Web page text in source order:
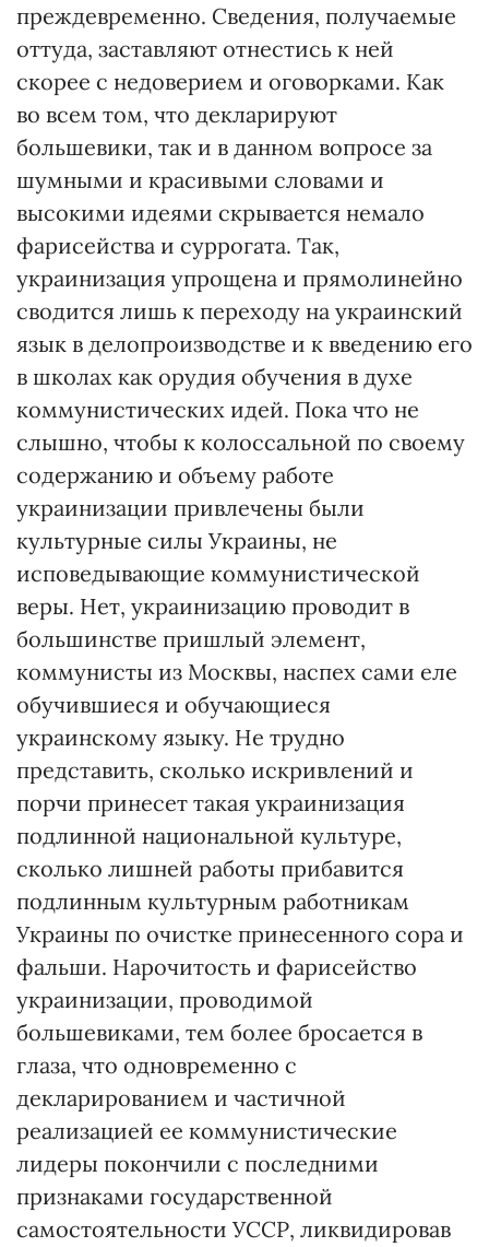
преждевременно. Сведения, получаемые
оттуда, заставляют отнестись к ней
скорее с недоверием и оговорками. Как
во всем том, что декларируют
большевики, так и в данном вопросе за
шумными и красивыми словами и
высокими идеями скрывается немало
фарисейства и суррогата. Так,
украинизация упрощена и прямолинейно
сводится лишь к переходу на украинский
язык в делопроизводстве и к введению его
в школах как орудия обучения в духе
коммунистических идей. Пока что не
слышно, чтобы к колоссальной по своему
содержанию и объему работе
украинизации привлечены были
культурные силы Украины, не
исповедывающие коммунистической
веры. Нет, украинизацию проводит в
большинстве пришлый элемент,
коммунисты из Москвы, наспех сами еле
обучившиеся и обучающиеся
украинскому языку. Не трудно
представить, сколько искривлений и
порчи принесет такая украинизация
подлинной национальной культуре,
сколько лишней работы прибавится
подлинным культурным работникам
Украины по очистке принесенного сора и
фальши. Нарочитость и фарисейство
украинизации, проводимой
большевиками, тем более бросается в
глаза, что одновременно с
декларированием и частичной
реализацией ее коммунистические
лидеры покончили с последними
признаками государственной
самостоятельности УССР, ликвидировав